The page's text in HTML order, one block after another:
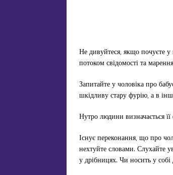
Не дивуйтеся, якщо почуєте
потоком свідомості та
Запитайте у чоловіка про
шкідливу стару фурію, а в
Нутро людини визначається
Існує переконання, що про
нехтуйте словами. Слухайте
у дрібницях. Чи носить у